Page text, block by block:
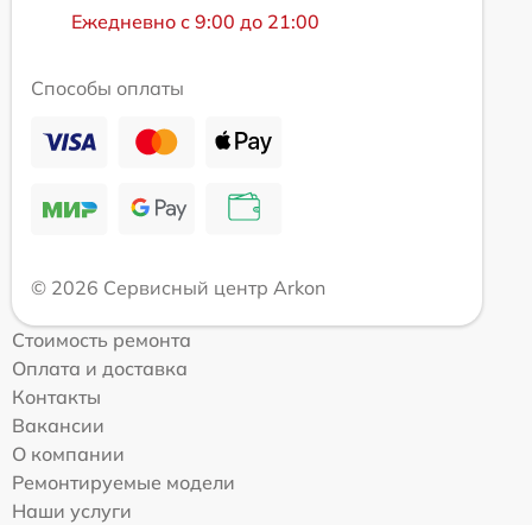
Ежедневно с 9:00 до 21:00
Способы оплаты
© 2026 Сервисный центр Arkon
Стоимость ремонта
Оплата и доставка
Контакты
Вакансии
О компании
Ремонтируемые модели
Наши услуги